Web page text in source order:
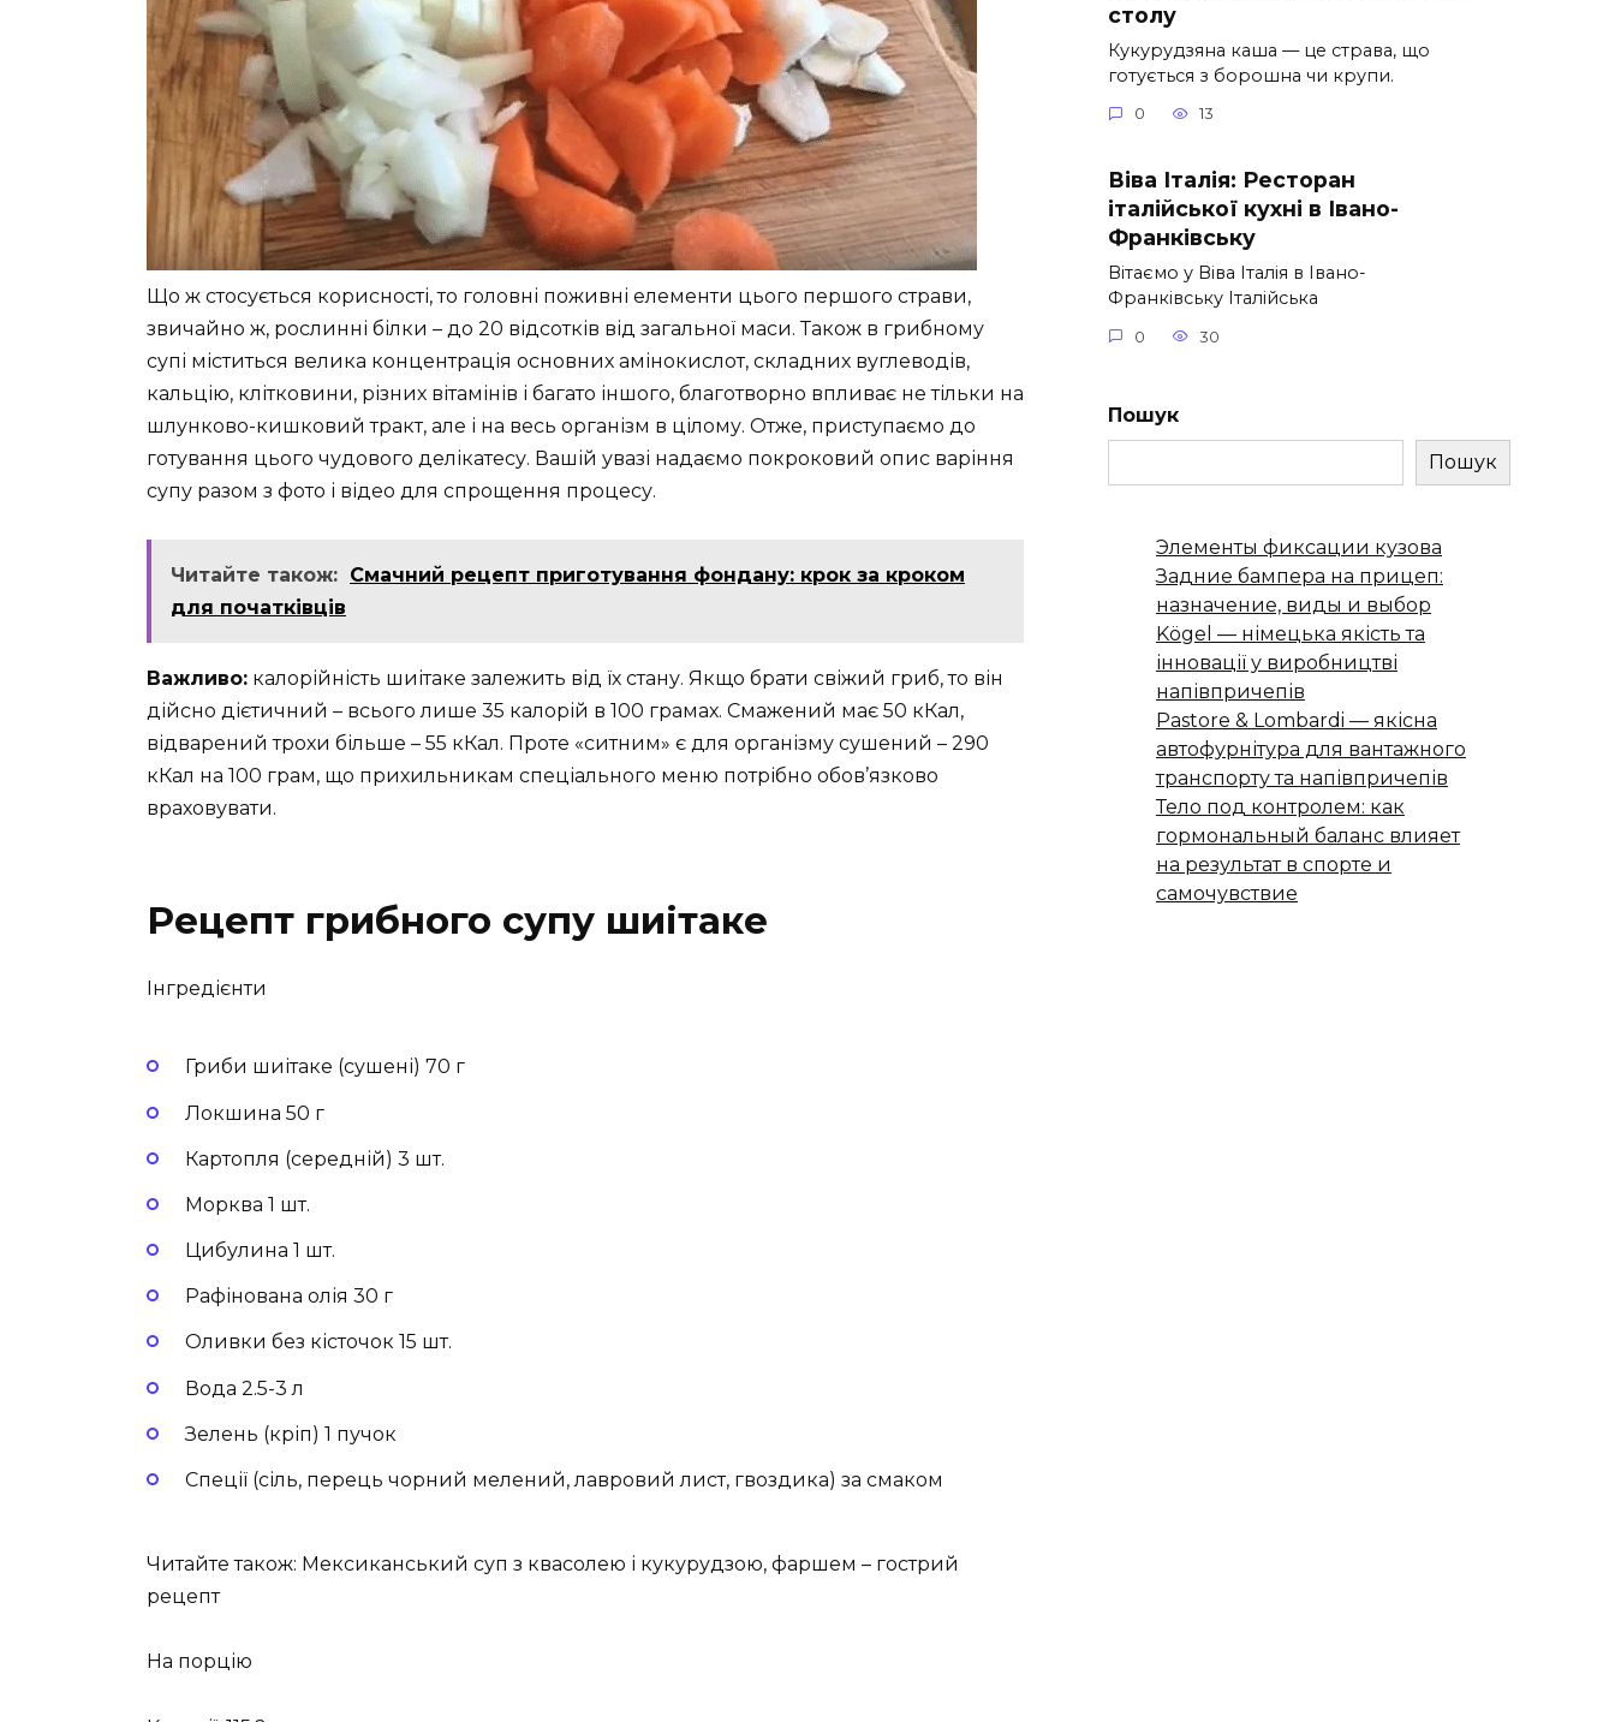
Що ж стосується корисності, то головні поживні елементи цього першого страви,
звичайно ж, рослинні білки – до 20 відсотків від загальної маси. Також в грибному
супі міститься велика концентрація основних амінокислот, складних вуглеводів,
кальцію, клітковини, різних вітамінів і багато іншого, благотворно впливає не тільки на
шлунково-кишковий тракт, але і на весь організм в цілому. Отже, приступаємо до
готування цього чудового делікатесу. Вашій увазі надаємо покроковий опис варіння
супу разом з фото і відео для спрощення процесу.
Читайте також: Смачний рецепт приготування фондану: крок за кроком
для початківців
Важливо: калорійність шиітаке залежить від їх стану. Якщо брати свіжий гриб, то він
дійсно дієтичний – всього лише 35 калорій в 100 грамах. Смажений має 50 кКал,
відварений трохи більше – 55 кКал. Проте «ситним» є для організму сушений – 290
кКал на 100 грам, що прихильникам спеціального меню потрібно обов’язково
враховувати.
Рецепт грибного супу шиітаке
Інгредієнти
Гриби шиітаке (сушені) 70 г
Локшина 50 г
Картопля (середній) 3 шт.
Морква 1 шт.
Цибулина 1 шт.
Рафінована олія 30 г
Оливки без кісточок 15 шт.
Вода 2.5-3 л
Зелень (кріп) 1 пучок
Спеції (сіль, перець чорний мелений, лавровий лист, гвоздика) за смаком
Читайте також: Мексиканський суп з квасолею і кукурудзою, фаршем – гострий
рецепт
На порцію
столу
Кукурудзяна каша — це страва, що
готується з борошна чи крупи.
0 13
Віва Італія: Ресторан
італійської кухні в Івано-
Франківську
Вітаємо у Віва Італія в Івано-
Франківську Італійська
0 30
Пошук
Пошук
Элементы фиксации кузова
Задние бампера на прицеп:
назначение, виды и выбор
Kögel — німецька якість та
інновації у виробництві
напівпричепів
Pastore & Lombardi — якісна
автофурнітура для вантажного
транспорту та напівпричепів
Тело под контролем: как
гормональный баланс влияет
на результат в спорте и
самочувствие